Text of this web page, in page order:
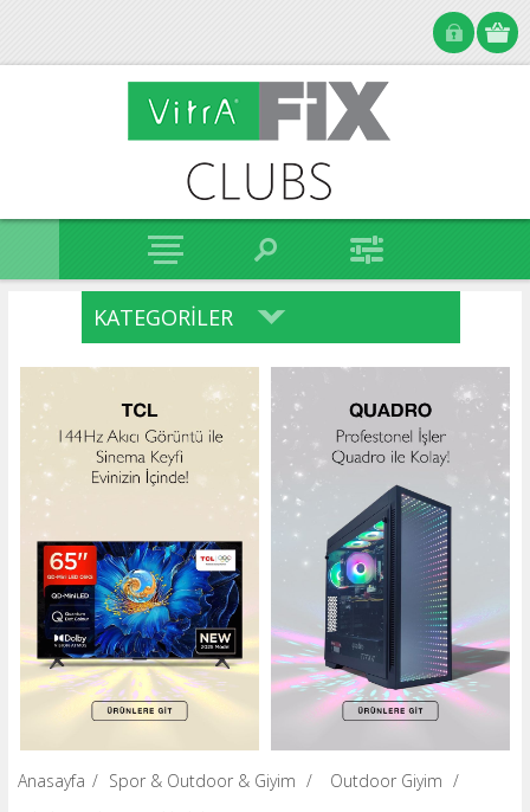
KATEGORILER
Anasayfa / Spor & Outdoor & Giyim / Outdoor Giyim /